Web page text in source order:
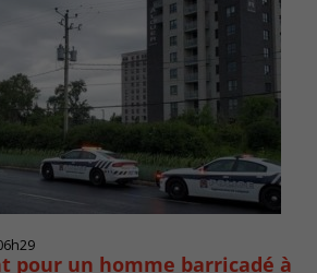
pour un homme barricadé à